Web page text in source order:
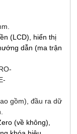
(LCD), hiển thị
dẫn (ma trận
gồm), đầu ra dữ
(về không),